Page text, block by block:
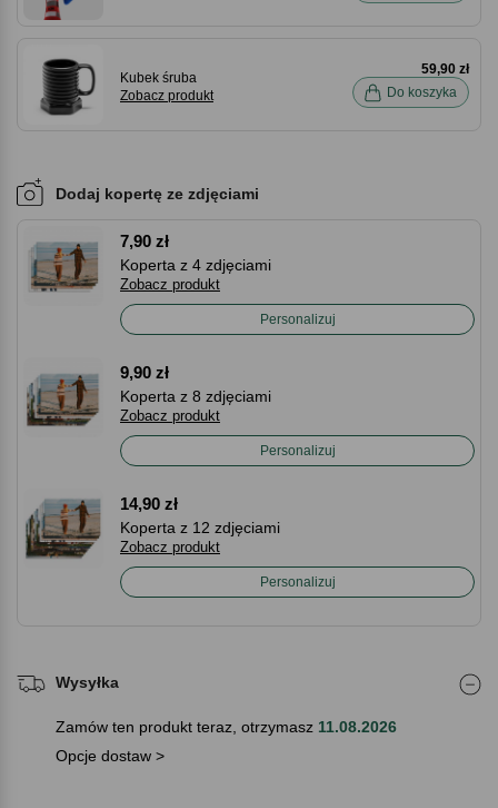
Kubek śruba
Zobacz produkt
59,90 zł
Do koszyka
Dodaj kopertę ze zdjęciami
7,90 zł
Koperta z 4 zdjęciami
Zobacz produkt
Personalizuj
9,90 zł
Koperta z 8 zdjęciami
Zobacz produkt
Personalizuj
14,90 zł
Koperta z 12 zdjęciami
Zobacz produkt
Personalizuj
Wysyłka
Zamów ten produkt teraz, otrzymasz 11.08.2026
Opcje dostaw >